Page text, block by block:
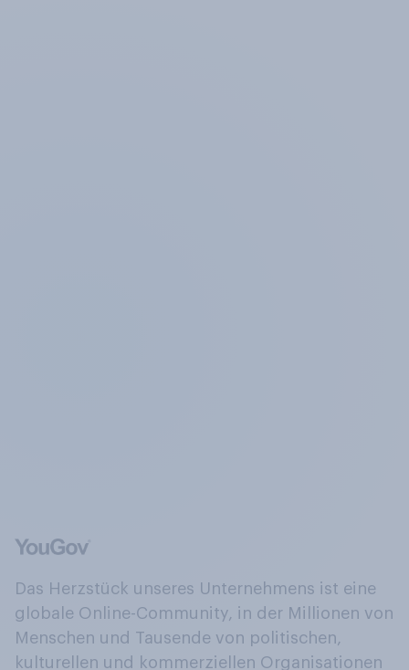
Das Herzstück unseres Unternehmens ist eine
globale Online-Community, in der Millionen von
Menschen und Tausende von politischen,
kulturellen und kommerziellen Organisationen